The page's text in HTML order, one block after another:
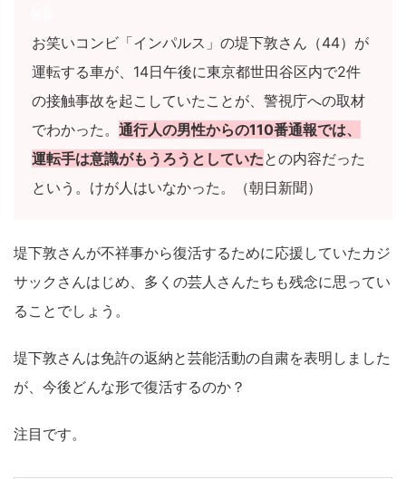
お笑いコンビ「インパルス」の堤下敦さん（44）が
運転する車が、14日午後に東京都世田谷区内で2件
の接触事故を起こしていたことが、警視庁への取材
でわかった。 通行人の男性からの110番通報では、
運転手は意識がもうろうとしていたとの内容だった
という。けが人はいなかった。（朝日新聞）
堤下敦さんが不祥事から復活するために応援していたカジ
サックさんはじめ、多くの芸人さんたちも残念に思ってい
ることでしょう。
堤下敦さんは免許の返納と芸能活動の自粛を表明しました
が、今後どんな形で復活するのか？
注目です。